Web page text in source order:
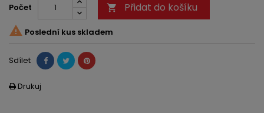
Počet  Přidat do košíku
 Poslední kus skladem
Sdílet
 Drukuj